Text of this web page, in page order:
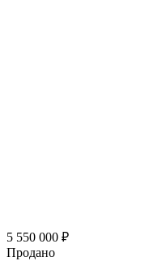
5 550 000 ₽
Продано